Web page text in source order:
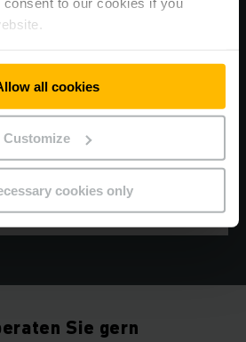
all cookies
Customize
cookies only
kurzen Reaktionszeiten
Sie gern